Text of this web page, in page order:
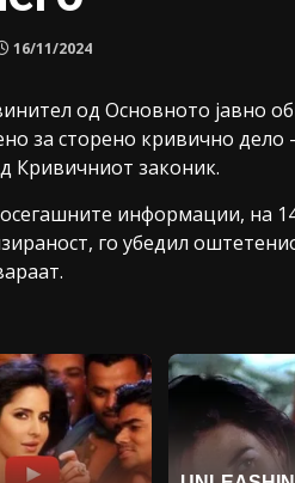
16/11/2024
од Основното јавно
за сторено кривично дело
Кривичниот законик.
информации, на
го убедил